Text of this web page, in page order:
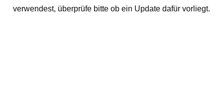
verwendest, überprüfe bitte ob ein Update dafür vorliegt.